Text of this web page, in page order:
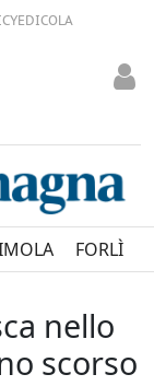
EDICOLA
FORLÌ
nello
scorso